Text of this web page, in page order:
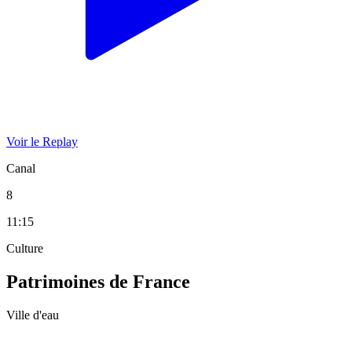
Voir le Replay
Canal
8
11:15
Culture
Patrimoines de France
Ville d'eau